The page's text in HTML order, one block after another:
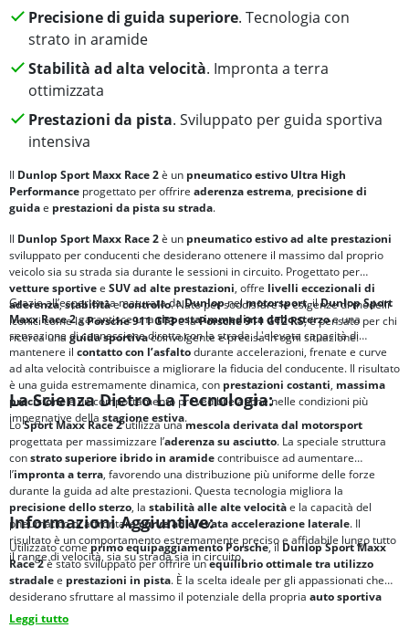
Precisione di guida superiore. Tecnologia con
strato in aramide
Stabilità ad alta velocità. Impronta a terra
ottimizzata
Prestazioni da pista. Sviluppato per guida sportiva
intensiva
Il Dunlop Sport Maxx Race 2è un pneumatico estivo Ultra High
Performance progettato per offrire aderenza estrema, precisione di
guidae prestazioni da pistasu strada.
Il Dunlop Sport Maxx Race 2è un pneumatico estivo ad alte prestazioni
sviluppato per conducenti che desiderano ottenere il massimo dal proprio
veicolo sia su strada sia durante le sessioni in circuito. Progettato per
vetture sportivee SUV ad alte prestazioni, offre livelli eccezionali di
aderenza,stabilitàecontrollo. Nato per soddisfare le esigenze di modelli
iconici come laPorsche 911 GT3e laPorsche 911 GT2 RS, è pensato per chi
ricerca una guida sportivacoinvolgente e precisa in ogni situazione.
Grazie all’esperienza maturata daDunlopnelmotorsport, ilDunlopSport
Maxx Race 2garantisce unarisposta immediata dello sterzoe una
sensazione di connessione diretta con la strada. L'elevata capacità di
mantenere il contatto con l’asfaltodurante accelerazioni, frenate e curve
ad alta velocità contribuisce a migliorare la fiducia del conducente. Il risultato
è una guida estremamente dinamica, con prestazioni costanti, massima
precisionee un comportamento prevedibile anche nelle condizioni più
impegnative della stagione estiva.
La Scienza Dietro La Tecnologia:
LoSport Maxx Race 2utilizza unamescola derivata dal motorsport
progettata per massimizzare l’aderenza su asciutto. La speciale struttura
constrato superiore ibrido in aramidecontribuisce ad aumentare
l’impronta a terra, favorendo una distribuzione più uniforme delle forze
durante la guida ad alte prestazioni. Questa tecnologia migliora la
precisione dello sterzo, la stabilità alle alte velocitàe la capacità del
pneumatico di affrontarecurve ad elevata accelerazione laterale. Il
risultato è un comportamento estremamente preciso e affidabile lungo tutto
il range di velocità, sia su strada sia in circuito.
Informazioni Aggiuntive:
Utilizzato comeprimo equipaggiamento Porsche, ilDunlop Sport Maxx
Race 2è stato sviluppato per offrire unequilibrio ottimale tra utilizzo
stradalee prestazioni in pista. È la scelta ideale per gli appassionati che
desiderano sfruttare al massimo il potenziale della propria auto sportiva
durante la
Leggi tutto